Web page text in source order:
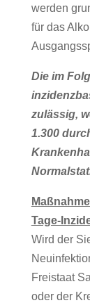
werden
für das
Die im
zulässig,
1.300
Tage-
Wird der
Freistaat
oder der